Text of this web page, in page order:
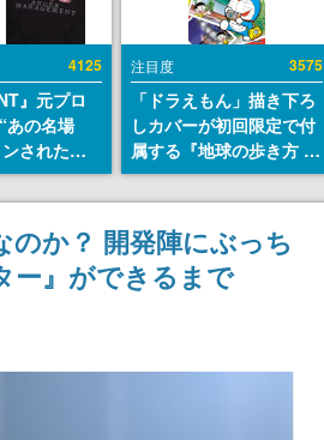
4125
』元プロ
あの名場
された新
日8月5日よ
発売。Tシ
ケース、ア
全品受注生
去に発売し
注目度 3575
「ドラえもん」描き下ろ
しカバーが初回限定で付
属する『地球の歩き方 川
崎市』が8月6日に発売。
全400ページの大ボリュ
ーム
か？ 開発陣にぶっち
ー』ができるまで